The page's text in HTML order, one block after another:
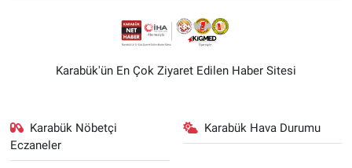
Karabük'ün En Çok Ziyaret Edilen Haber Sitesi
Karabük Nöbetçi
Eczaneler
Karabük Hava Durumu